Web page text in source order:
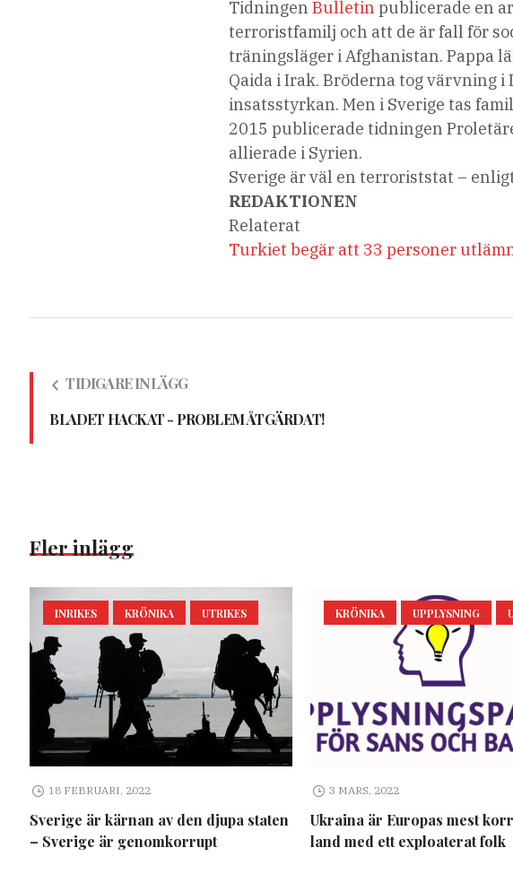
TidningenBulletin publicerade en
terroristfamilj och att de är fall för
träningsläger i Afghanistan. Pappa
Qaida i Irak. Bröderna tog värvning
insatsstyrkan. Men i Sverige tas
2015 publicerade tidningen
allierade i Syrien.
Sverige är väl en terroriststat –
REDAKTIONEN
Relaterat
Turkiet begär att 33 personer
TIDIGARE INLÄGG
BLADET HACKAT - PROBLEM ÅTGÄRDAT!
Fler inlägg
INRIKES KRÖNIKA UTRIKES
18 FEBRUARI, 2022
Sverige är kärnan av den djupa staten
– Sverige är genomkorrupt
KRÖNIKA UPPLYSNING
3 MARS, 2022
Ukraina är Europas mest
land med ett exploaterat folk